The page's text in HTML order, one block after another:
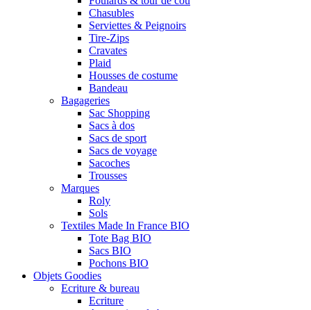
Chasubles
Serviettes & Peignoirs
Tire-Zips
Cravates
Plaid
Housses de costume
Bandeau
Bagageries
Sac Shopping
Sacs à dos
Sacs de sport
Sacs de voyage
Sacoches
Trousses
Marques
Roly
Sols
Textiles Made In France BIO
Tote Bag BIO
Sacs BIO
Pochons BIO
Objets Goodies
Ecriture & bureau
Ecriture